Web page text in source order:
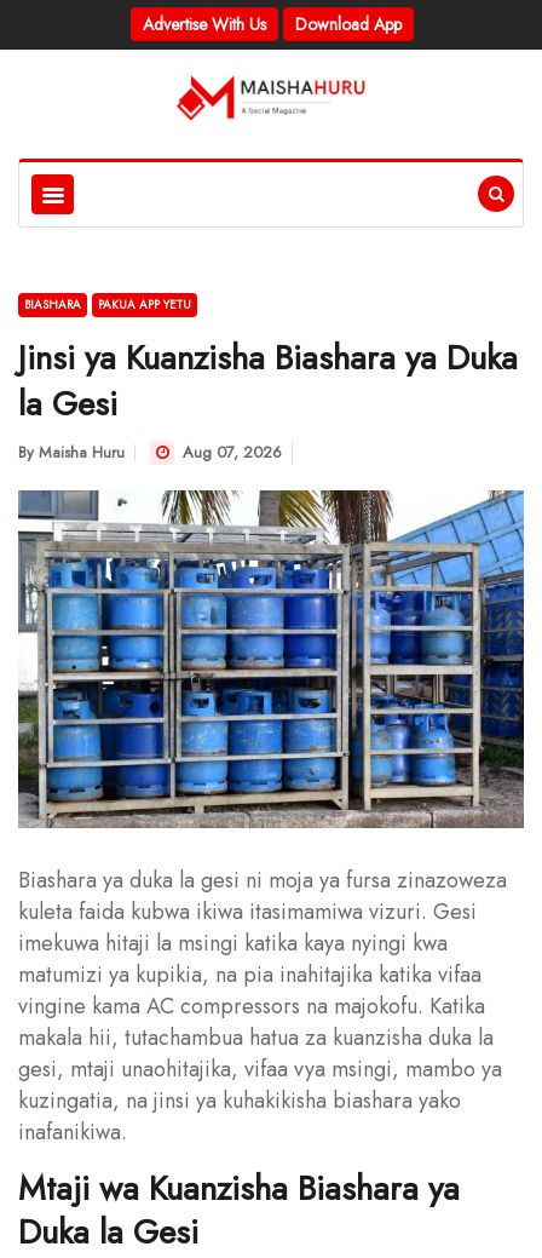
Advertise With Us Download App
BIASHARA PAKUA APP YETU
Jinsi ya Kuanzisha Biashara ya Duka
la Gesi
By Maisha Huru Aug 07, 2026
Biashara ya duka la gesi ni moja ya fursa zinazoweza
kuleta faida kubwa ikiwa itasimamiwa vizuri. Gesi
imekuwa hitaji la msingi katika kaya nyingi kwa
matumizi ya kupikia, na pia inahitajika katika vifaa
vingine kama AC compressors na majokofu. Katika
makala hii, tutachambua hatua za kuanzisha duka la
gesi, mtaji unaohitajika, vifaa vya msingi, mambo ya
kuzingatia, na jinsi ya kuhakikisha biashara yako
inafanikiwa.
Mtaji wa Kuanzisha Biashara ya
Duka la Gesi